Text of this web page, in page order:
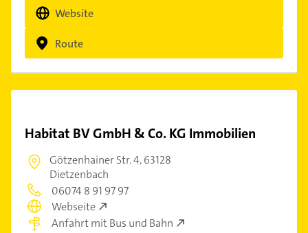
Website
Route
Habitat BV GmbH & Co. KG Immobilien
Götzenhainer Str. 4,63128
Dietzenbach
06074 8 91 97 97
Webseite
Anfahrt mit Bus und Bahn